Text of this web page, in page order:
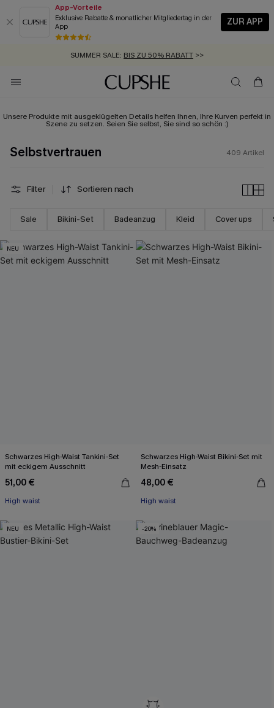
App-Vorteile
Exklusive Rabatte & monatlicher Mitgliedertag in der
App
ZUR APP
GRATIS MASSBAND MIT JEDEM SCHNELLVERSAND-ARTIKEL >>
SUMMER SALE:
ZUM NEWSLETTER:BIS ZU -20% EXTRA ERHALTEN
KOSTENLOSER VERSAND AB 89 €
Unsere Produkte mit ausgeklügelten Details helfen Ihnen, Ihre Kurven perfekt in
Szene zu setzen. Seien Sie selbst, Sie sind so schön :)
Selbstvertrauen 409 Artikel
Filter Sortieren nach
Sale Bikini-Set Badeanzug Kleid Cover ups
NEU
Schwarzes High-Waist Tankini-Set
mit eckigem Ausschnitt
51,00 €
High waist
Schwarzes High-Waist Bikini-Set mit
Mesh-Einsatz
48,00 €
High waist
NEU -20%